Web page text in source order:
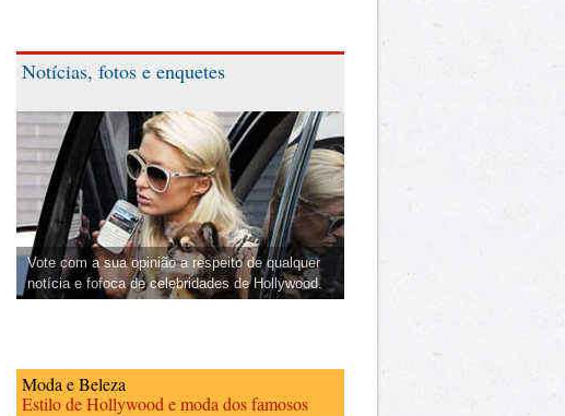
Notícias, fotos e enquetes
Vote com a sua opinião a respeito de qualquer
notícia e fofoca de celebridades de Hollywood.
Moda e Beleza
Estilo de Hollywood e moda dos famosos